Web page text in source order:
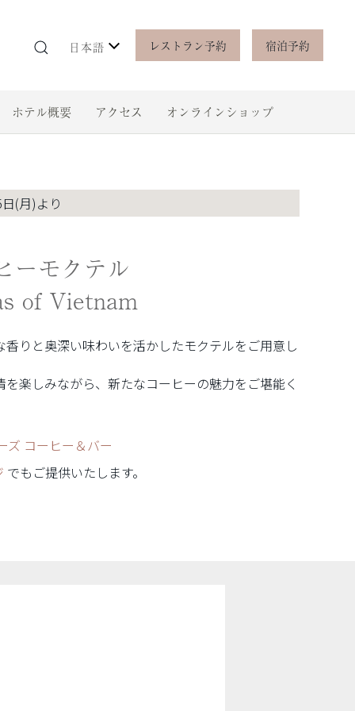
日本語 レストラン予約 宿泊予約
ホテル概要 アクセス オンラインショップ
(月)より
ーモクテル
of Vietnam
りと奥深い味わいを活かしたモクテルをご用意し
楽しみながら、新たなコーヒーの魅力をご堪能く
ズ コーヒー＆バー
でもご提供いたします。